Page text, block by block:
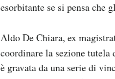
esorbitante se si pensa che
Aldo De Chiara, ex
coordinare la sezione
è gravata da una serie di